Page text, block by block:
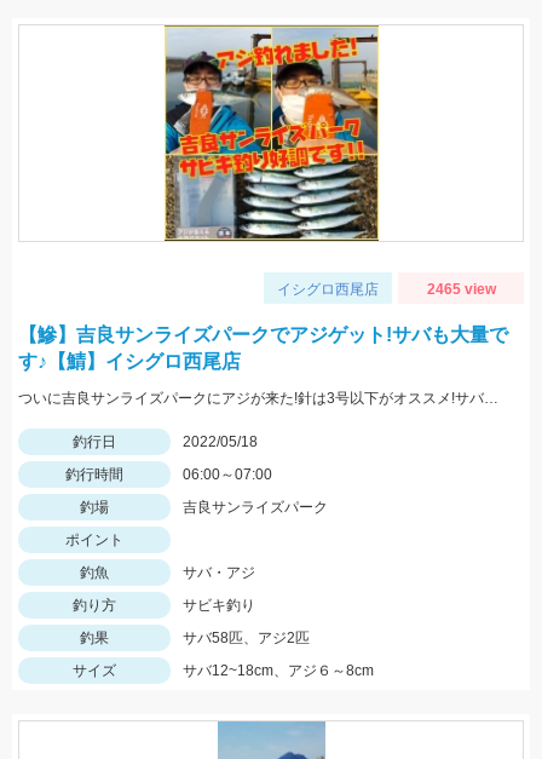
イシグロ西尾店 2465 view
【鰺】吉良サンライズパークでアジゲット!サバも大量で
す♪【鯖】イシグロ西尾店
ついに吉良サンライズパークにアジが来た!針は3号以下がオススメ!サバは大漁!小型のメタルジグでも楽しめます♪
釣行日
2022/05/18
釣行時間
06:00～07:00
釣場
吉良サンライズパーク
ポイント
釣魚
サバ・アジ
釣り方
サビキ釣り
釣果
サバ58匹、アジ2匹
サイズ
サバ12~18cm、アジ６～8cm